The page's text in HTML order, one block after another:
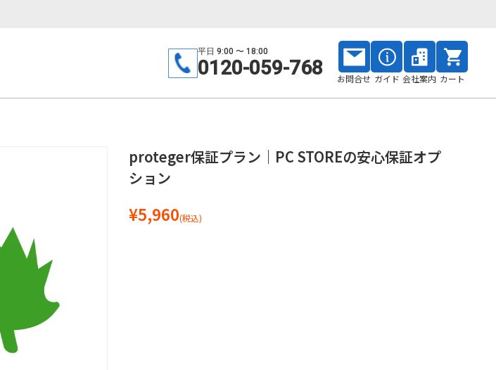
平日 9:00 〜 18:00
0120-059-768 お問合せ ガイド 会社案内 カート
proteger保証プラン｜PC STOREの安心保証オプ
ション
¥5,960(税込)